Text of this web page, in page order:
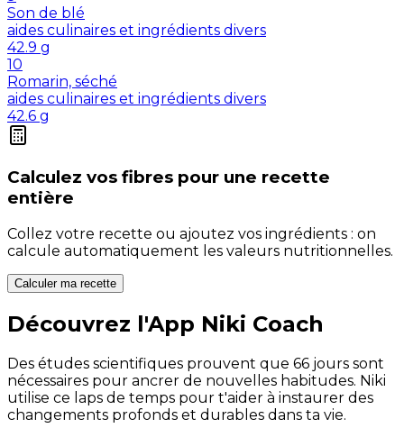
Son de blé
aides culinaires et ingrédients divers
42.9 g
10
Romarin, séché
aides culinaires et ingrédients divers
42.6 g
Calculez vos fibres pour une recette
entière
Collez votre recette ou ajoutez vos ingrédients : on
calcule automatiquement les valeurs nutritionnelles.
Calculer ma recette
Découvrez l'App Niki Coach
Des études scientifiques prouvent que 66 jours sont
nécessaires pour ancrer de nouvelles habitudes. Niki
utilise ce laps de temps pour t'aider à instaurer des
changements profonds et durables dans ta vie.